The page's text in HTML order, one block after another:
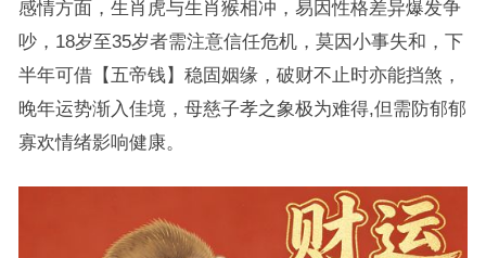
感情方面，生肖虎与生肖猴相冲，易因性格差异爆发争
吵，18岁至35岁者需注意信任危机，莫因小事失和，下
半年可借【五帝钱】稳固姻缘，破财不止时亦能挡煞，
晚年运势渐入佳境，母慈子孝之象极为难得,但需防郁郁
寡欢情绪影响健康。